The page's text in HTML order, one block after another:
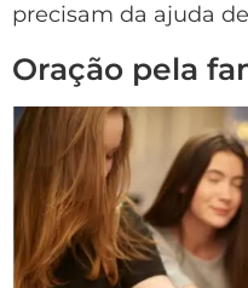
precisam da ajuda
Oração pela